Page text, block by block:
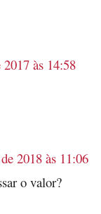
às 14:58
2018 às 11:06
o valor?